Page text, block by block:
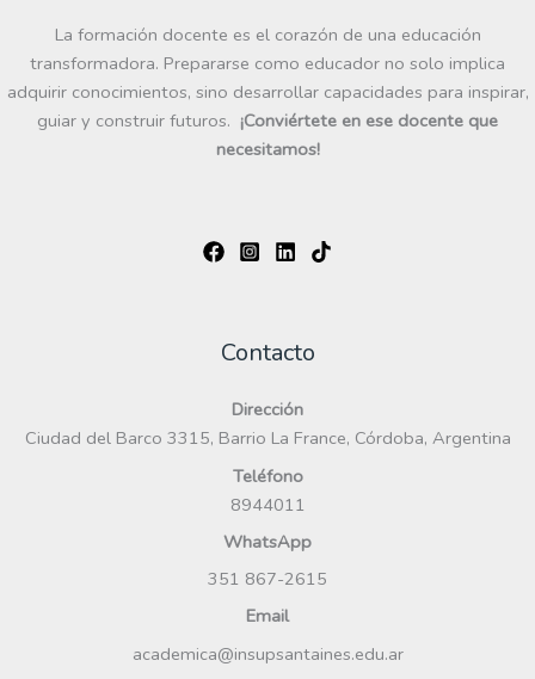
La formación docente es el corazón de una educación
transformadora. Prepararse como educador no solo implica
adquirir conocimientos, sino desarrollar capacidades para inspirar,
guiar y construir futuros. ¡Conviértete en ese docente que
necesitamos!
Contacto
Dirección
Ciudad del Barco 3315, Barrio La France, Córdoba, Argentina
Teléfono
8944011
WhatsApp
351 867-2615
Email
academica@insupsantaines.edu.ar